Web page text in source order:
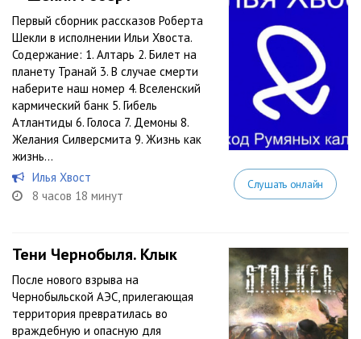
Первый сборник рассказов Роберта
Шекли в исполнении Ильи Хвоста.
Содержание: 1. Алтарь 2. Билет на
планету Транай 3. В случае смерти
наберите наш номер 4. Вселенский
кармический банк 5. Гибель
Атлантиды 6. Голоса 7. Демоны 8.
Желания Силверсмита 9. Жизнь как
жизнь...
Илья Хвост
8 часов 18 минут
Слушать онлайн
Тени Чернобыля. Клык
После нового взрыва на
Чернобыльской АЭС, прилегающая
территория превратилась во
враждебную и опасную для